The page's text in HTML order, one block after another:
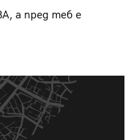
а пред теб е